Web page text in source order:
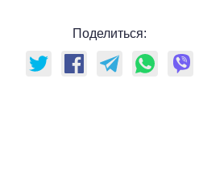
Поделиться: